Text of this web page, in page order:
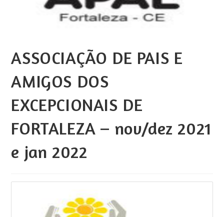
ASSOCIAÇÃO DE PAIS E
AMIGOS DOS
EXCEPCIONAIS DE
FORTALEZA – nov/dez 2021
e jan 2022